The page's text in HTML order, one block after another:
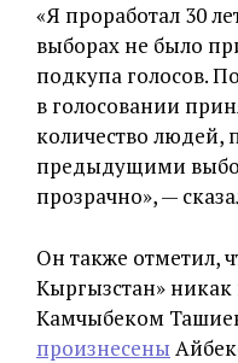
«Я проработал 30
выборах не было
подкупа голосов.
в голосовании
количество людей,
предыдущими
прозрачно», —
Он также отметил,
Кыргызстан» никак
Камчыбеком
произнесены